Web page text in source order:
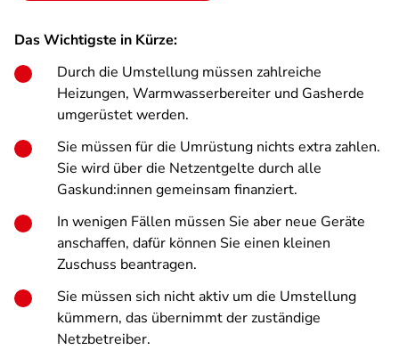
Das Wichtigste in Kürze:
Durch die Umstellung müssen zahlreiche
Heizungen, Warmwasserbereiter und Gasherde
umgerüstet werden.
Sie müssen für die Umrüstung nichts extra zahlen.
Sie wird über die Netzentgelte durch alle
Gaskund:innen gemeinsam finanziert.
In wenigen Fällen müssen Sie aber neue Geräte
anschaffen, dafür können Sie einen kleinen
Zuschuss beantragen.
Sie müssen sich nicht aktiv um die Umstellung
kümmern, das übernimmt der zuständige
Netzbetreiber.